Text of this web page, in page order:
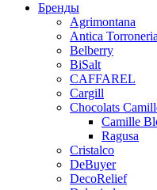
Бренды
Agrimontana
Antica
Belberry
BiSalt
CAFFAREL
Cargill
Chocolats
Camille
Ragusa
Cristalco
DeBuyer
DecoRelief